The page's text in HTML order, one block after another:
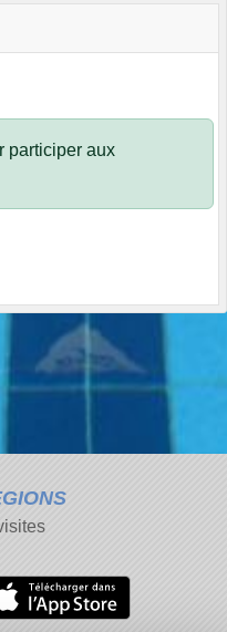
participer aux